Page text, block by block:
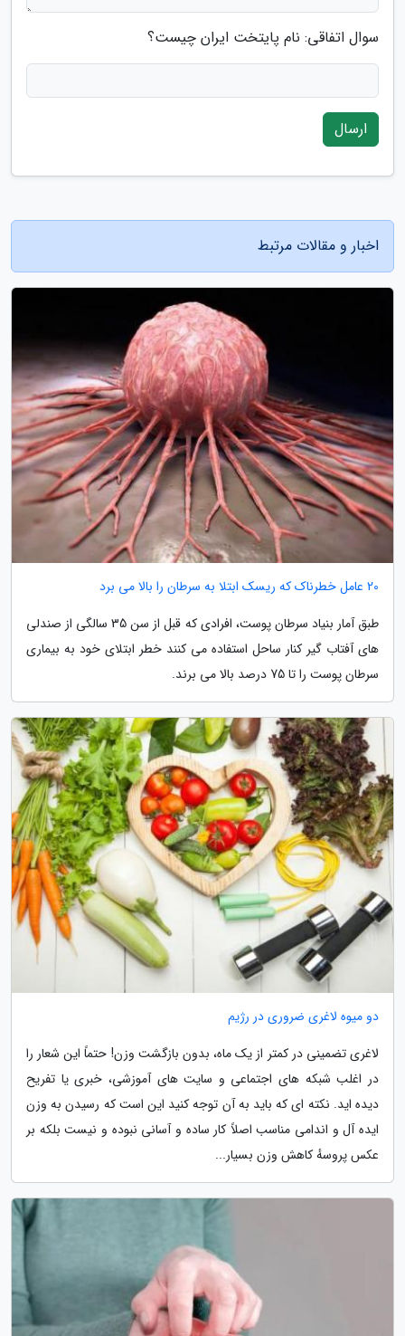
سوال اتفاقی: نام پایتخت ایران چیست؟
ارسال
اخبار و مقالات مرتبط
20 عامل خطرناک که ریسک ابتلا به سرطان را بالا می برد
طبق آمار بنیاد سرطان پوست، افرادی که قبل از سن 35 سالگی از صندلی
های آفتاب گیر کنار ساحل استفاده می کنند خطر ابتلای خود به بیماری
سرطان پوست را تا 75 درصد بالا می برند.
دو میوه لاغری ضروری در رژیم
لاغری تضمینی در کمتر از یک ماه، بدون بازگشت وزن! حتماً این شعار را
در اغلب شبکه های اجتماعی و سایت های آموزشی، خبری یا تفریح
دیده اید. نکته ای که باید به آن توجه کنید این است که رسیدن به وزن
ایده آل و اندامی مناسب اصلاً کار ساده و آسانی نبوده و نیست بلکه بر
عکس پروسهٔ کاهش وزن بسیار...